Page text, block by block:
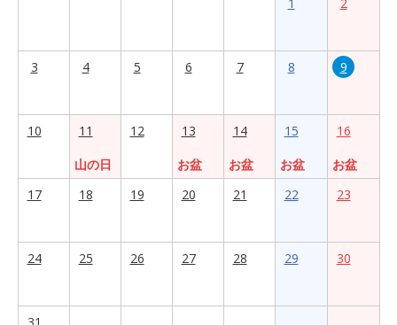
3 4 5 6 7 8 9
10
11
山の日
12
13
お盆
14
お盆
15
お盆
16
お盆
17
18 19 20 21 22 23
24 25 26 27 28 29 30
31